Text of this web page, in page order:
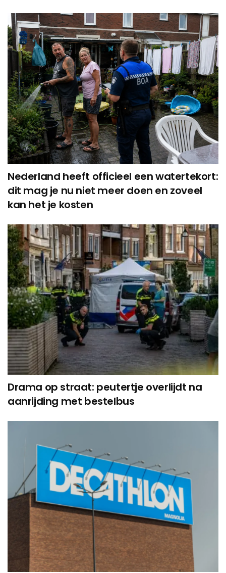
Nederland heeft officieel een watertekort:
dit mag je nu niet meer doen en zoveel
kan het je kosten
Drama op straat: peutertje overlijdt na
aanrijding met bestelbus